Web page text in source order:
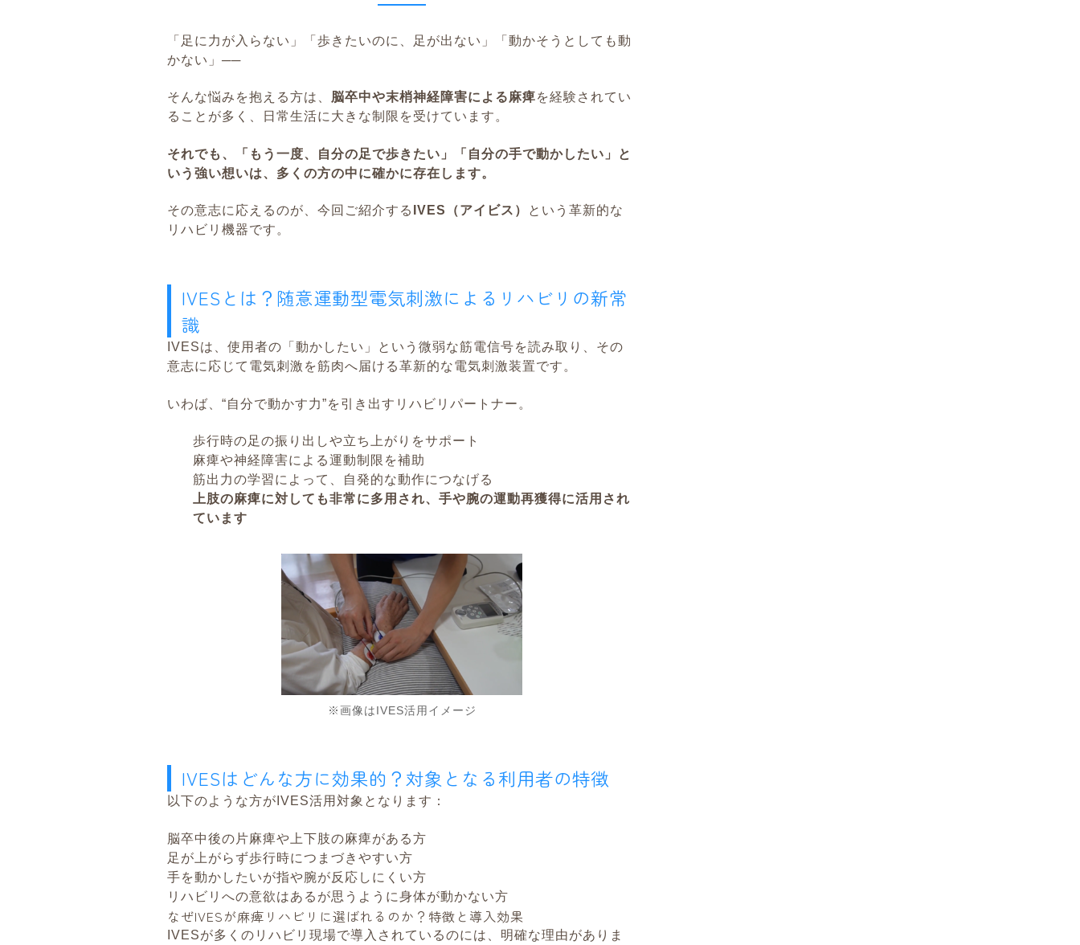
「足に力が入らない」「歩きたいのに、足が出ない」「動かそうとしても動
かない」──
そんな悩みを抱える方は、 脳卒中や末梢神経障害による麻痺を経験されてい
ることが多く、日常生活に大きな制限を受けています。
それでも、「もう一度、自分の足で歩きたい」「自分の手で動かしたい」と
いう強い想いは、多くの方の中に確かに存在します。
その意志に応えるのが、今回ご紹介する IVES（アイビス）
という革新的な
リハビリ機器です。
IVESとは？随意運動型電気刺激によるリハビリの新常
識
IVESは、使用者の「動かしたい」という微弱な筋電信号を読み取り、その
意志に応じて電気刺激を筋肉へ届ける革新的な電気刺激装置です。
いわば、“自分で動かす力”を引き出すリハビリパートナー。
歩行時の足の振り出しや立ち上がりをサポート
麻痺や神経障害による運動制限を補助
筋出力の学習によって、自発的な動作につなげる
上肢の麻痺に対しても非常に多用され、手や腕の運動再獲得に活用され
ています
※画像はIVES活用イメージ
IVESはどんな方に効果的？対象となる利用者の特徴
以下のような方がIVES活用対象となります：
脳卒中後の片麻痺や上下肢の麻痺がある方
足が上がらず歩行時につまづきやすい方
手を動かしたいが指や腕が反応しにくい方
リハビリへの意欲はあるが思うように身体が動かない方
なぜIVESが麻痺リハビリに選ばれるのか？特徴と導入効果
IVESが多くのリハビリ現場で導入されているのには、明確な理由がありま